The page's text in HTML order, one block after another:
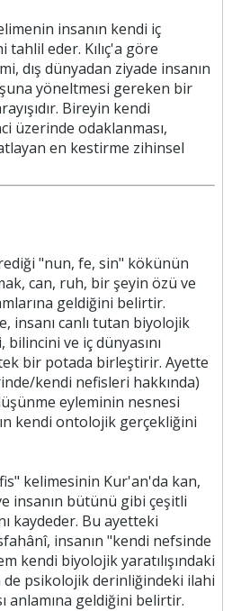
insanın kendi iç
tahlil eder. Kılıç'a göre
dış dünyadan ziyade insanın
yöneltmesi gereken bir
Bireyin kendi
üzerinde odaklanması,
en kestirme zihinsel
"nun, fe, sin" kökünün
can, ruh, bir şeyin özü ve
geldiğini belirtir.
insanı canlı tutan biyolojik
ve iç dünyasını
bir potada birleştirir. Ayette
kendi nefisleri hakkında)
eyleminin nesnesi
kendi ontolojik gerçekliğini
kelimesinin Kur'an'da kan,
insanın bütünü gibi çeşitli
kaydeder. Bu ayetteki
insanın "kendi nefsinde
kendi biyolojik yaratılışındaki
de psikolojik derinliğindeki ilahi
anlamına geldiğini belirtir.